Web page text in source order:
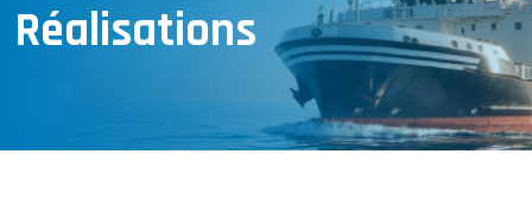
Réalisations